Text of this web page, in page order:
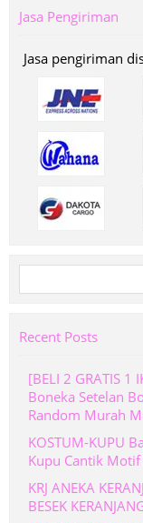
Jasa Pengiriman
Jasa pengiriman
for:
Recent Posts
[BELI 2 GRATIS 1
Boneka Setelan
Random Murah
KOSTUM-KUPU
Kupu Cantik
KRJ ANEKA
BESEK